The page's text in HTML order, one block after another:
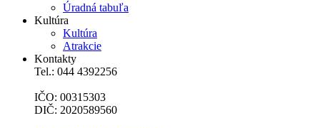
Úradná tabuľa
Kultúra
Kultúra
Atrakcie
Kontakty
Tel.: 044 4392256
IČO: 00315303
DIČ: 2020589560